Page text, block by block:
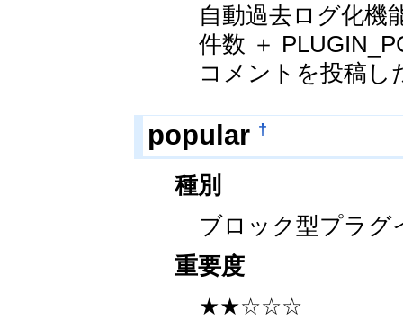
自動過去ログ化機
件数 ＋
コメントを投稿し
popular †
種別
ブロック型プラグ
重要度
★★☆☆☆